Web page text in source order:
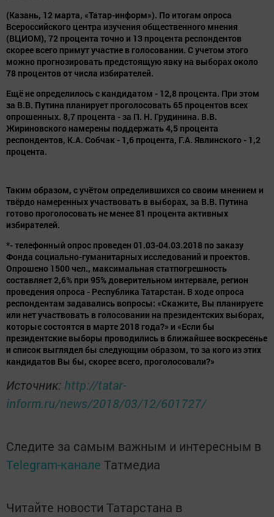
(Казань, 12 марта, «Татар-информ»). По итогам опроса
Всероссийского центра изучения общественного мнения
(ВЦИОМ), 72 процента точно и 13 процента респондентов
скорее всего примут участие в голосовании. С учетом этого
можно прогнозировать предстоящую явку на выборах около
78 процентов от числа избирателей.
Ещё не определилось с кандидатом - 12,8 процента. При этом
за В.В. Путина планирует проголосовать 65 процентов всех
опрошенных. 8,7 процента - за П. Н. Грудинина. В.В.
Жириновского намерены поддержать 4,5 процента
респондентов, К.А. Собчак - 1,6 процента, Г.А. Явлинского - 1,2
процента.
Таким образом, с учётом определившихся со своим мнением и
твёрдо намеренных участвовать в выборах, за В.В. Путина
готово проголосовать не менее 81 процента активных
избирателей.
*- телефонный опрос проведен 01.03-04.03.2018 по заказу
Фонда социально-гуманитарных исследований и проектов.
Опрошено 1500 чел., максимальная статпогрешность
составляет 2,6% при 95% доверительном интервале, регион
проведения опроса - Республика Татарстан. В ходе опроса
респондентам задавались вопросы: «Скажите, Вы планируете
или нет участвовать в голосовании на президентских выборах,
которые состоятся в марте 2018 года?» и «Если бы
президентские выборы проводились в ближайшее воскресенье
и список выглядел бы следующим образом, то за кого из этих
кандидатов Вы бы, скорее всего, проголосовали?»
Источник: http://tatar-
inform.ru/news/2018/03/12/601727/
Следите за самым важным и интересным в
Telegram-канале Татмедиа
Читайте новости Татарстана в